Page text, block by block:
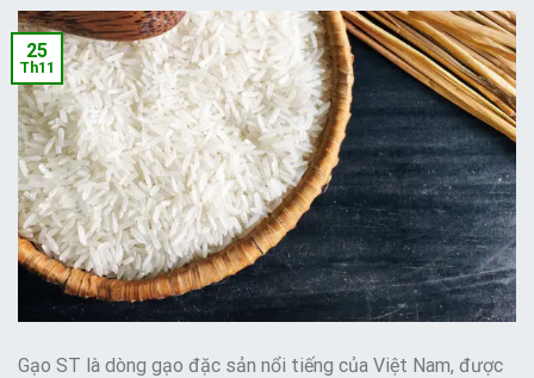
25
Th11
Gạo ST là dòng gạo đặc sản nổi tiếng của Việt Nam, được